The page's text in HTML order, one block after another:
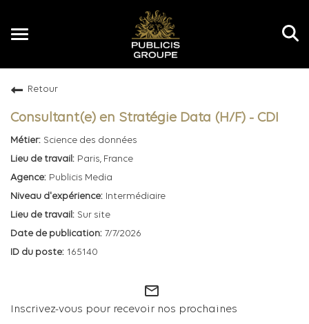
Toggle
Retour
Consultant(e) en Stratégie Data (H/F) - CDI
Science des données
Paris, France
Publicis Media
Intermédiaire
Sur site
7/7/2026
165140
mail_outline
Inscrivez-vous pour recevoir nos prochaines